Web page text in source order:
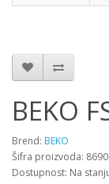
BEKO
Brend: BEKO
Šifra proizvoda:
Dostupnost: Na